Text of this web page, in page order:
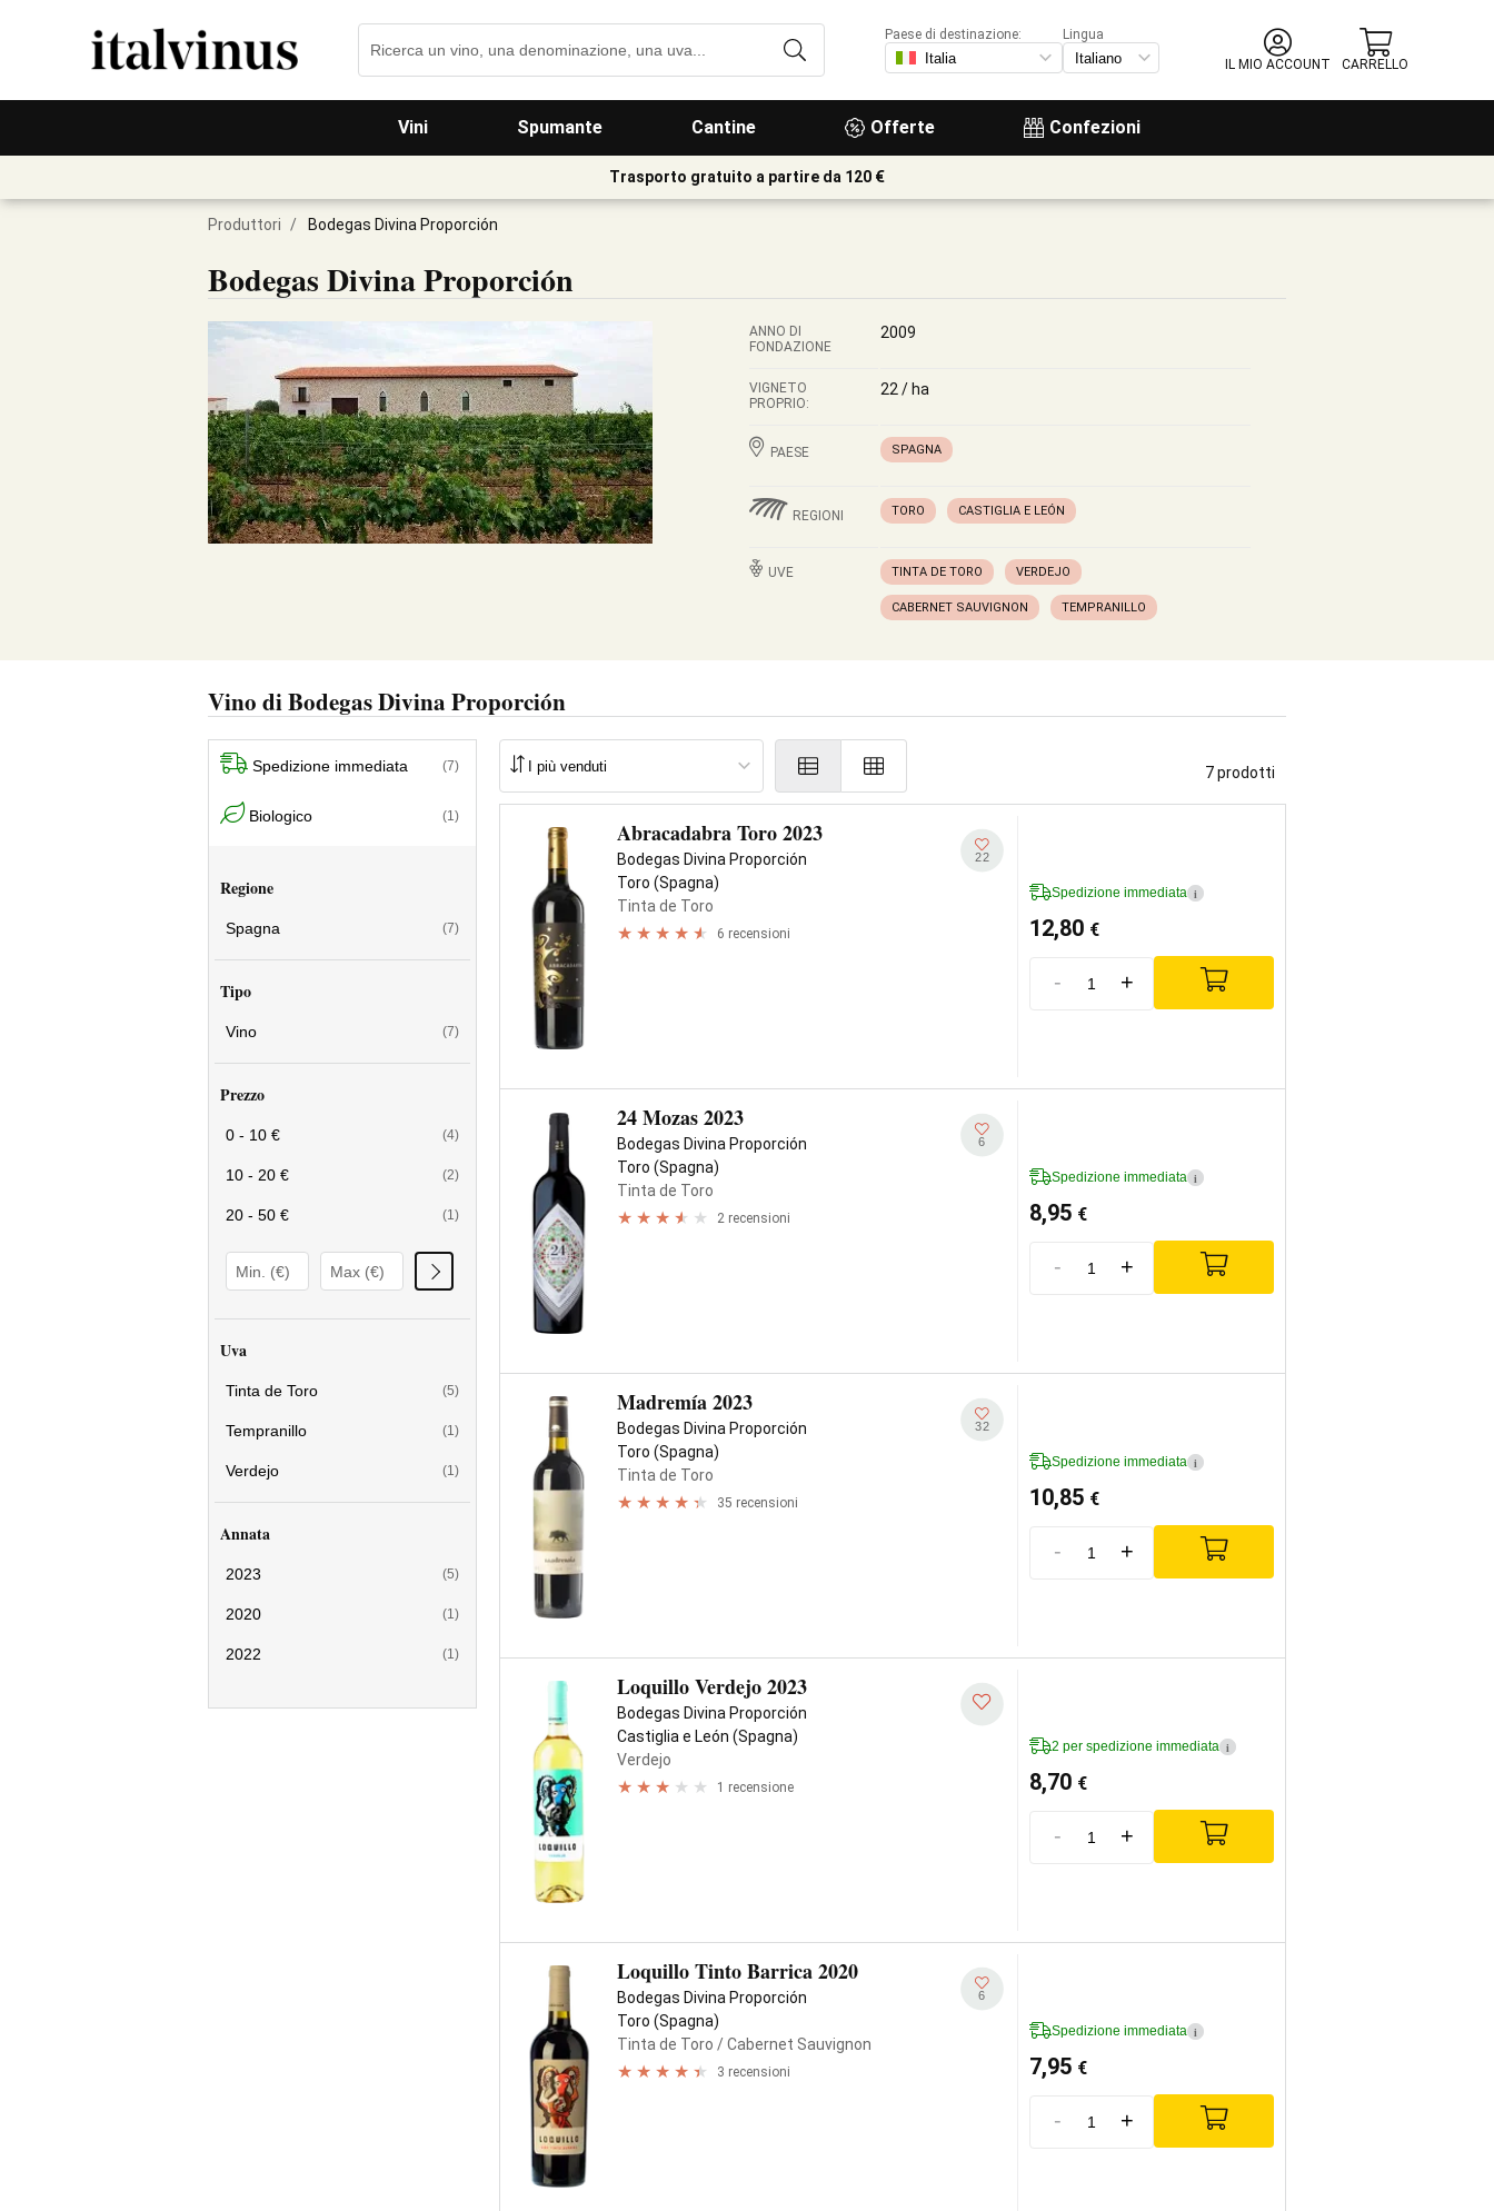
Vini Spumante Cantine Offerte Confezioni
Paese di destinazione:
Lingua
IL MIO ACCOUNT
CARRELLO
Trasporto gratuito a partire da 120 €
Produttori / Bodegas Divina Proporción
Bodegas Divina Proporción
ANNO DI
FONDAZIONE
2009
VIGNETO
PROPRIO:
22 / ha
PAESE SPAGNA
REGIONI TORO CASTIGLIA E LEÓN
UVE TINTA DE TORO VERDEJO
CABERNET SAUVIGNON TEMPRANILLO
Vino di Bodegas Divina Proporción
Spedizione immediata (7)
Biologico (1)
Regione
Spagna (7)
Tipo
Vino (7)
Prezzo
0 - 10 € (4)
10 - 20 € (2)
20 - 50 € (1)
Uva
Tinta de Toro (5)
Tempranillo (1)
Verdejo (1)
Annata
2023 (5)
2020 (1)
2022 (1)
7 prodotti
Abracadabra Toro 2023
Bodegas Divina Proporción
Toro (Spagna)
Tinta de Toro
6 recensioni
22
Spedizione immediata i
12,80 €
- +
24 Mozas 2023
Bodegas Divina Proporción
Toro (Spagna)
Tinta de Toro
2 recensioni
6
Spedizione immediata i
8,95 €
- +
Madremía 2023
Bodegas Divina Proporción
Toro (Spagna)
Tinta de Toro
35 recensioni
32
Spedizione immediata i
10,85 €
- +
Loquillo Verdejo 2023
Bodegas Divina Proporción
Castiglia e León (Spagna)
Verdejo
1 recensione
2 per spedizione immediata i
8,70 €
- +
Loquillo Tinto Barrica 2020
Bodegas Divina Proporción
Toro (Spagna)
Tinta de Toro / Cabernet Sauvignon
3 recensioni
6
Spedizione immediata i
7,95 €
- +